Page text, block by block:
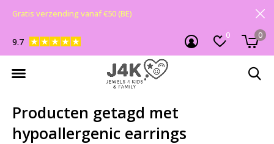
0 0
9.7
Gratis verzending vanaf €50 (BE)
Producten getagd met
hypoallergenic earrings